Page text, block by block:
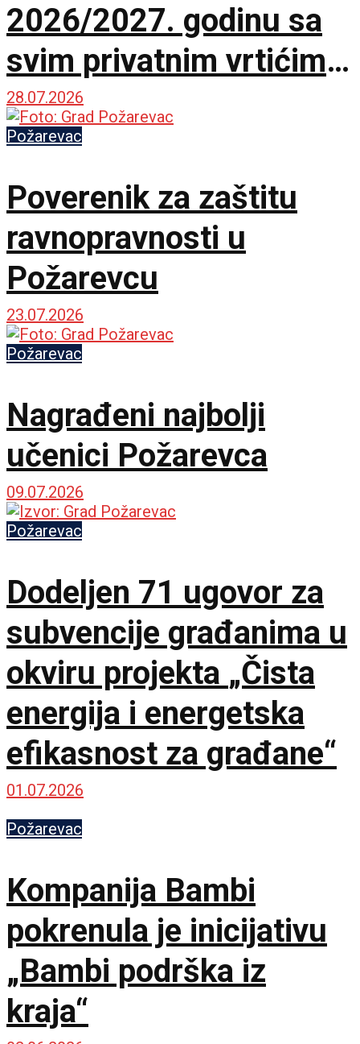
2026/2027. godinu sa
svim privatnim vrtićima
na teritoriji Grada
Požarevca
28.07.2026
Požarevac
Poverenik za zaštitu
ravnopravnosti u
Požarevcu
23.07.2026
Požarevac
Nagrađeni najbolji
učenici Požarevca
09.07.2026
Požarevac
Dodeljen 71 ugovor za
subvencije građanima u
okviru projekta „Čista
energija i energetska
efikasnost za građane“
01.07.2026
Požarevac
Kompanija Bambi
pokrenula je inicijativu
„Bambi podrška iz
kraja“